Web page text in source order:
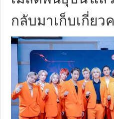
กลับมาเก็บเกี่ยว